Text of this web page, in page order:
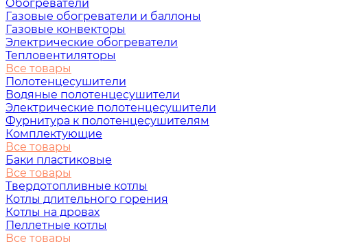
Обогреватели
Газовые обогреватели и баллоны
Газовые конвекторы
Электрические обогреватели
Тепловентиляторы
Все товары
Полотенцесушители
Водяные полотенцесушители
Электрические полотенцесушители
Фурнитура к полотенцесушителям
Комплектующие
Все товары
Баки пластиковые
Все товары
Твердотопливные котлы
Котлы длительного горения
Котлы на дровах
Пеллетные котлы
Все товары